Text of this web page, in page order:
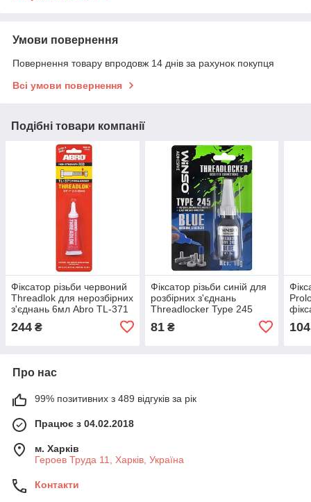
Умови повернення
Повернення товару впродовж 14 днів за рахунок покупця
Всі умови повернення
Подібні товари компанії
Фіксатор різьби червоний
Threadlok для нерозбірних
з'єднань 6мл Abro TL-371
244 ₴
Фіксатор різьби синій для
розбірних з'єднань
Threadlocker Type 245
81₴ 104
Про нас
99% позитивних з 489 відгуків за рік
Працює з 04.02.2018
м. Харків
Героев Труда 11, Харків, Україна
Контакти